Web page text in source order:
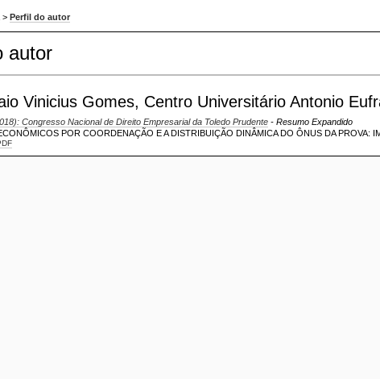
>Perfil do autor
autor
Vinicius Gomes, Centro Universitário Antonio
Congresso Nacional de Direito Empresarial da Toledo Prudente - Resumo Expandido
POR COORDENAÇÃO E A DISTRIBUIÇÃO DINÂMICA DO ÔNUS DA PROVA: